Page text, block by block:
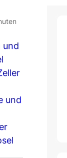
und
und